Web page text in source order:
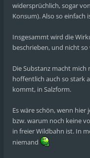
widersprüchlich, sogar
Konsum). Also so einfach
Insgesammt wird die
beschrieben, und nicht
Die Substanz macht mich
hoffentlich auch so stark
kommt, in Salzform.
Es wäre schön, wenn
bzw. warum noch keine
in freier Wildbahn ist. In
niemand